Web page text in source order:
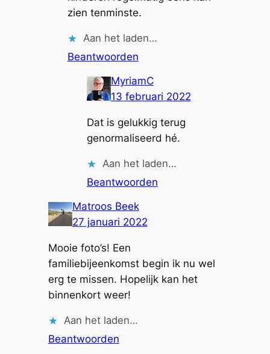
zien tenminste.
Aan het laden…
Beantwoorden
MyriamC
13 februari 2022
Dat is gelukkig terug
genormaliseerd hé.
Aan het laden…
Beantwoorden
Matroos Beek
27 januari 2022
Mooie foto’s! Een
familiebijeenkomst begin ik nu wel
erg te missen. Hopelijk kan het
binnenkort weer!
Aan het laden…
Beantwoorden